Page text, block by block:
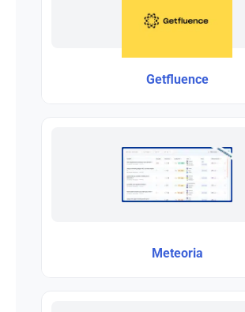
Getfluence
Meteoria